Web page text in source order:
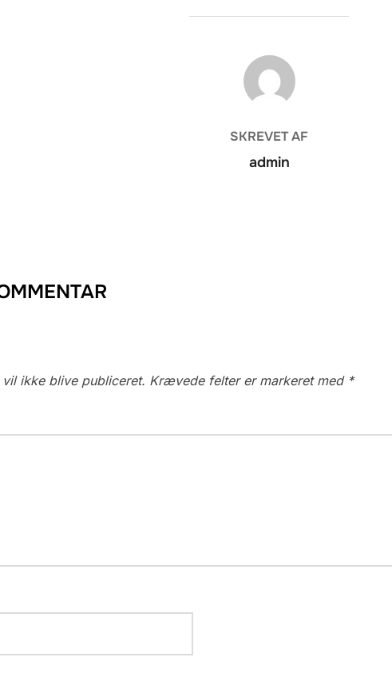
FORFATTER
SKREVET AF
admin
ikke blive publiceret. Krævede felter er markeret med *